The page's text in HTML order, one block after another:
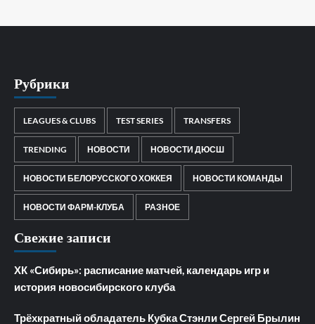
Рубрики
LEAGUES & CLUBS TEST SERIES TRANSFERS
TRENDING НОВОСТИ НОВОСТИ ДЮСШ
НОВОСТИ БЕЛОРУССКОГО ХОККЕЯ НОВОСТИ КОМАНДЫ
НОВОСТИ ФАРМ-КЛУБА РАЗНОЕ
Свежие записи
ХК «Сибирь»: расписание матчей, календарь игр и
история новосибирского клуба
Трёхкратный обладатель Кубка Стэнли Сергей Брылин